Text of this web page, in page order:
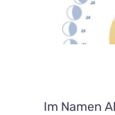
Im Namen